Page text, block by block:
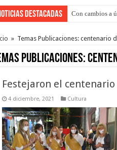
Destacadas Con cambios a
Adopción en
» Temas Publicaciones: centenario
Publicaciones:
Festejaron el
4 diciembre, 2021 Cultura